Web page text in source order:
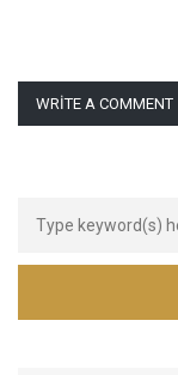
WRITE A COMMENT